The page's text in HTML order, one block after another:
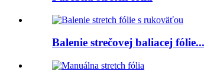
Balenie strečovej baliacej fólie...